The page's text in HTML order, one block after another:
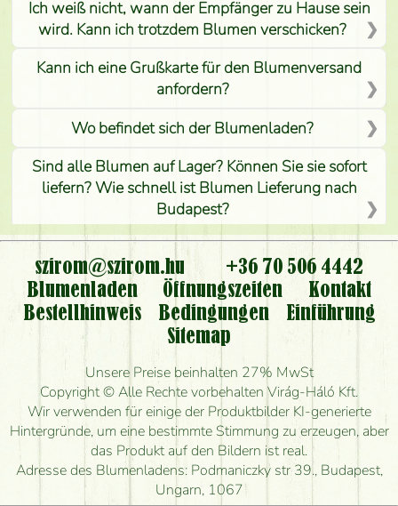
Ich weiß nicht, wann der Empfänger zu Hause sein
wird. Kann ich trotzdem Blumen verschicken?
Kann ich eine Grußkarte für den Blumenversand
anfordern?
Wo befindet sich der Blumenladen?
Sind alle Blumen auf Lager? Können Sie sie sofort
liefern? Wie schnell ist Blumen Lieferung nach
Budapest?
Ist der Blumenladen non stop geöffnet?
Kann ich den bestellten Blumenstrauß persönlich
nehmen oder nur per Blumenversand?
Ist eine Bestellung für ländliche Gebiete möglich?
Wie lange kann ich heute Blumen mit Lieferung
bestellen?
Wie schnell können Sie den Blumenstrauß
herstellen und wann können Sie ihn frühestens
liefern?
szirom@szirom.hu
+36 70 506 4442
Blumenladen
Öffnungszeiten
Kontakt
Bestellhinweis
Bedingungen
Einführung
Sitemap
Unsere Preise beinhalten 27% MwSt
Copyright © Alle Rechte vorbehalten Virág-Háló Kft.
Wir verwenden für einige der Produktbilder KI-generierte
Hintergründe, um eine bestimmte Stimmung zu erzeugen, aber
das Produkt auf den Bildern ist real.
Adresse des Blumenladens: Podmaniczky str 39., Budapest,
Ungarn, 1067